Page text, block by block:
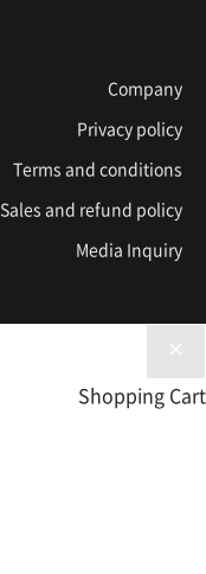
Company
Privacy policy
Terms and conditions
Sales and refund policy
Media Inquiry
Shopping Cart